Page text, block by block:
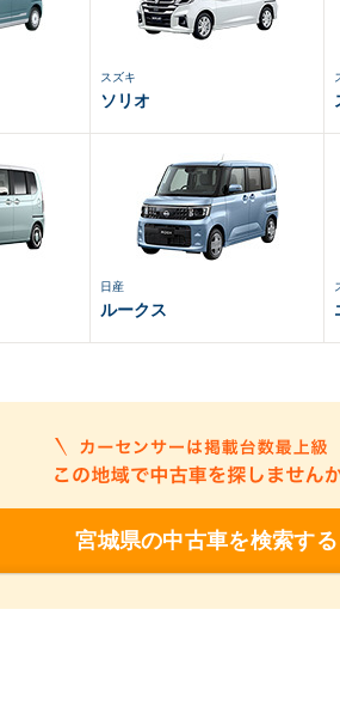
スズキ
ソリオ
日産
ルークス
宮城県の中古車を検索する